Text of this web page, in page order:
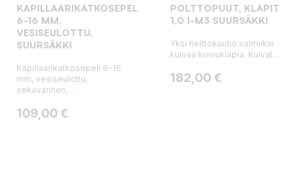
KAPILLAARIKATKOSEPELI
6-16 MM,
VESISEULOTTU,
SUURSÄKKI
Kapillaarikatkosepeli 6-16
mm, vesiseulottu,
sekavärinen,...
Hinta
109,00 €
POLTTOPUUT, KLAPIT
1,0 I-M3 SUURSÄKKI
Yksi heittokuutio valmiiksi
kuivaa koivuklapia. Kuivat...
Hinta
182,00 €